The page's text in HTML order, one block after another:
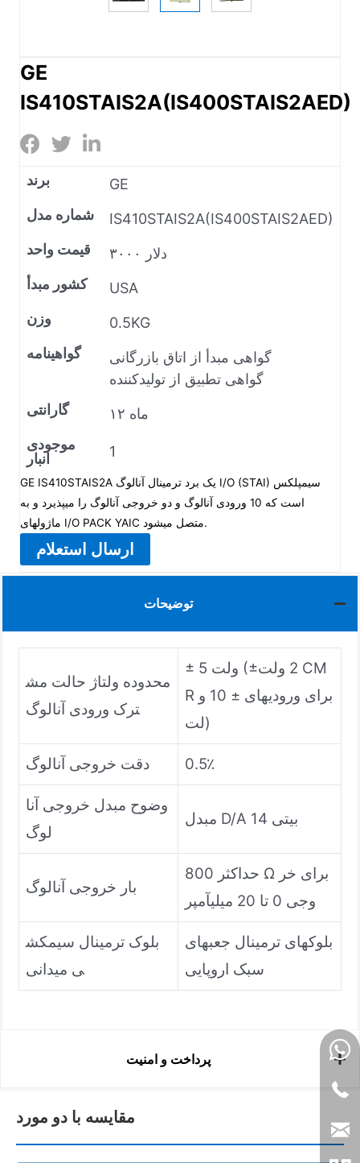
GE
IS410STAIS2A(IS400STAIS2AED)
برند
GE
شماره مدل
IS410STAIS2A(IS400STAIS2AED)
قیمت واحد
۳۰۰۰ دلار
کشور مبدأ
USA
وزن
0.5KG
گواهینامه
گواهی مبدأ از اتاق بازرگانی
گواهی تطبیق از تولیدکننده
گارانتی
۱۲ ماه
موجودی
انبار
1
GE IS410STAIS2A یک برد ترمینال آنالوگ I/O (STAI) سیمپلکس
است که 10 ورودی آنالوگ و دو خروجی آنالوگ را میپذیرد و به
ماژولهای I/O PACK YAIC متصل میشود.
ارسال استعلام
توضیحات
محدوده ولتاژ حالت مش
ترک ورودی آنالوگ
± 5 ولت (±2 ولت CM
R برای ورودیهای ± 10 و
لت)
دقت خروجی آنالوگ 0.5٪
وضوح مبدل خروجی آنا
لوگ
مبدل D/A 14 بیتی
بار خروجی آنالوگ
حداکثر 800 Ω برای خر
وجی 0 تا 20 میلیآمپر
بلوک ترمینال سیمکش
ی میدانی
بلوکهای ترمینال جعبهای
سبک اروپایی
پرداخت و امنیت
مقایسه با دو مورد